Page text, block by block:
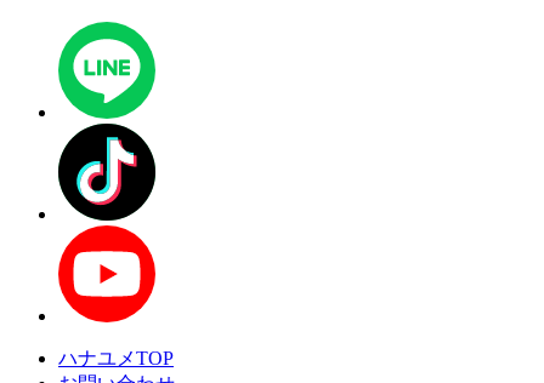
ハナユメTOP